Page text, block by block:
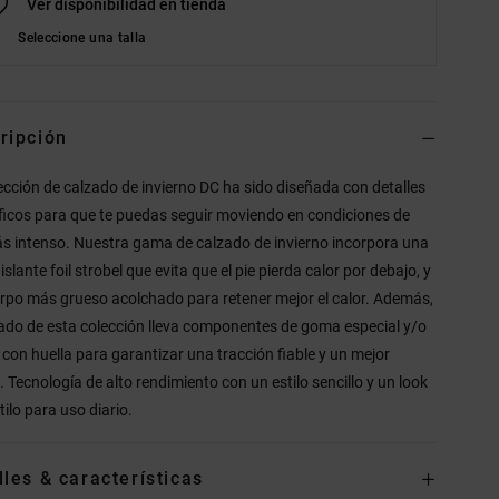
Ver disponibilidad en tienda
Seleccione una talla
de calzado de invierno DC ha sido diseñada con detalles
para que te puedas seguir moviendo en condiciones de
intenso. Nuestra gama de calzado de invierno incorpora una
foil strobel que evita que el pie pierda calor por debajo, y
más grueso acolchado para retener mejor el calor. Además,
de esta colección lleva componentes de goma especial y/o
con huella para garantizar una tracción fiable y un mejor
Tecnología de alto rendimiento con un estilo sencillo y un look
para uso diario.
& características